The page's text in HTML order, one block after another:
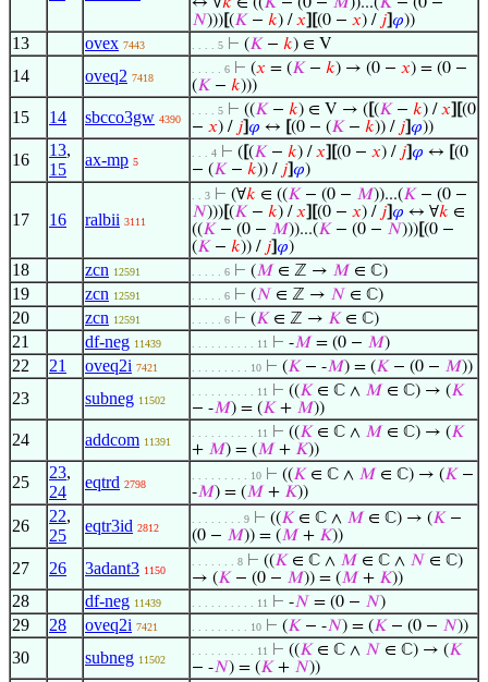
𝑁))) (𝐾 − 𝑘) /𝑥 (0 − 𝑥) / 𝑗 𝜑))
13 ovex 7443 . . . . 5 ⊢ (𝐾 − 𝑘) ∈ V
14 oveq2 7418
. . . . . 6 ⊢ (𝑥 = (𝐾 − 𝑘) → (0 − 𝑥) = (0 −
(𝐾 − 𝑘)))
15 14 sbcco3gw 4390
. . . . 5 ⊢ ((𝐾 − 𝑘) ∈ V → ( (𝐾 − 𝑘) /𝑥
(0
− 𝑥) / 𝑗 𝜑 ↔ (0 − (𝐾 − 𝑘)) / 𝑗 𝜑))
16
13,
15
ax-mp 5
. . . 4 ⊢ ( (𝐾 − 𝑘) /𝑥 (0 − 𝑥) / 𝑗 𝜑 ↔
(0
− (𝐾 − 𝑘)) / 𝑗 𝜑)
17 16 ralbii 3111
. . 3 ⊢ (∀𝑘 ∈ ((𝐾 − (0 − 𝑀))...(𝐾 − (0 −
𝑁))) (𝐾 − 𝑘) /𝑥 (0 − 𝑥) / 𝑗 𝜑 ↔ ∀𝑘 ∈
((𝐾 − (0 − 𝑀))...(𝐾 − (0 − 𝑁))) (0 −
(𝐾 − 𝑘)) / 𝑗 𝜑)
18 zcn 12591 . . . . . 6 ⊢ (𝑀 ∈ ℤ → 𝑀 ∈ ℂ)
19 zcn 12591 . . . . . 6 ⊢ (𝑁 ∈ ℤ → 𝑁 ∈ ℂ)
20 zcn 12591 . . . . . 6 ⊢ (𝐾 ∈ ℤ → 𝐾 ∈ ℂ)
21 df-neg 11439 . . . . . . . . . . 11 ⊢ -𝑀 = (0 − 𝑀)
22 21 oveq2i 7421 . . . . . . . . . 10 ⊢ (𝐾 − -𝑀) = (𝐾 − (0 − 𝑀))
23 subneg 11502
. . . . . . . . . . 11 ⊢ ((𝐾 ∈ ℂ ∧ 𝑀 ∈ ℂ) → (𝐾
− -𝑀) = (𝐾 + 𝑀))
24 addcom 11391
. . . . . . . . . . 11 ⊢ ((𝐾 ∈ ℂ ∧ 𝑀 ∈ ℂ) → (𝐾
+ 𝑀) = (𝑀 + 𝐾))
25
23,
24
eqtrd 2798
. . . . . . . . . 10 ⊢ ((𝐾 ∈ ℂ ∧ 𝑀 ∈ ℂ) → (𝐾 −
-𝑀) = (𝑀 + 𝐾))
26
22,
25
eqtr3id 2812
. . . . . . . . 9 ⊢ ((𝐾 ∈ ℂ ∧ 𝑀 ∈ ℂ) → (𝐾 −
(0 − 𝑀)) = (𝑀 + 𝐾))
27 26 3adant3 1150
. . . . . . . 8 ⊢ ((𝐾 ∈ ℂ ∧ 𝑀 ∈ ℂ ∧ 𝑁 ∈ ℂ)
→ (𝐾 − (0 − 𝑀)) = (𝑀 + 𝐾))
28 df-neg 11439 . . . . . . . . . . 11 ⊢ -𝑁 = (0 − 𝑁)
29 28 oveq2i 7421 . . . . . . . . . 10 ⊢ (𝐾 − -𝑁) = (𝐾 − (0 − 𝑁))
30 subneg 11502
. . . . . . . . . . 11 ⊢ ((𝐾 ∈ ℂ ∧ 𝑁 ∈ ℂ) → (𝐾
− -𝑁) = (𝐾 + 𝑁))